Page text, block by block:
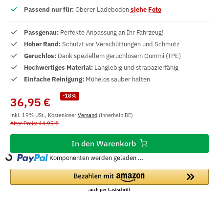
Passend nur für:Oberer Ladebodensiehe Foto
Passgenau: Perfekte Anpassung an Ihr Fahrzeug!
Hoher Rand:Schützt vor Verschüttungen und Schmutz
Geruchlos: Dank speziellem geruchlosem Gummi (TPE)
Hochwertiges Material: Langlebig und strapazierfähig
Einfache Reinigung: Mühelos sauber halten
-18%
36,95 €
inkl. 19% USt., Kostenloser Versand (innerhalb DE)
Alter Preis: 44,95 €
In den Warenkorb
Loading... Komponenten werden geladen ...